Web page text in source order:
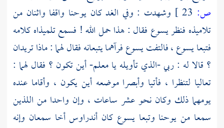
ص:
وشهدت : وفي الغد كان يوحنا واقفا واثنان من
تلاميذه فنظريسوع فقال : هذا حمل الله ! فسمع تلميذاه كلامه
فتبعا يسوع ، فالتفتيسوعفرآهما يتبعانه فقال لهما : ماذا تريدان
؟ قالا له : ربي -الذي تأويله يا معلم- أين تكون ؟ فقال لهما :
تعاليا لتنظرا ، فأتيا وأبصرا موضعه أين يكون ، وأقاما عنده
يومهما ذلك وكان نحو عشر ساعات ، وإن واحدا من اللذين
سمعا من يوحنا وتبعايسوع كان أندراوسأخا سمعان وإنه